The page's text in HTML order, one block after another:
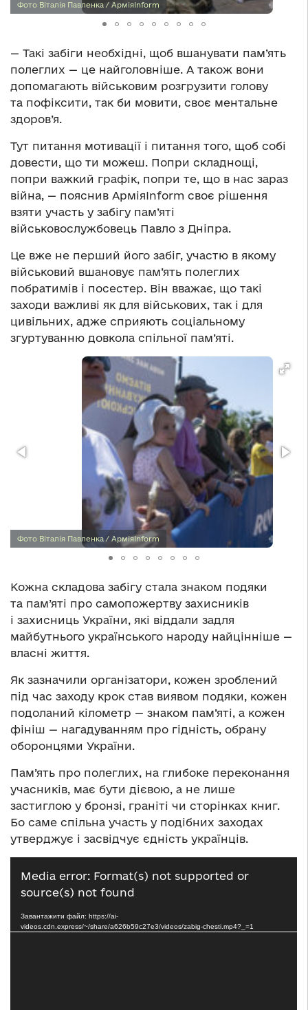
Фото Віталія Павленка / АрміяInform
— Такі забіги необхідні, щоб вшанувати пам’ять
полеглих — це найголовніше. А також вони
допомагають військовим розгрузити голову
та пофіксити, так би мовити, своє ментальне
здоров’я.
Тут питання мотивації і питання того, щоб собі
довести, що ти можеш. Попри складнощі,
попри важкий графік, попри те, що в нас зараз
війна, — пояснив АрміяInform своє рішення
взяти участь у забігу пам’яті
військовослужбовець Павло з Дніпра.
Це вже не перший його забіг, участю в якому
військовий вшановує пам’ять полеглих
побратимів і посестер. Він вважає, що такі
заходи важливі як для військових, так і для
цивільних, адже сприяють соціальному
згуртуванню довкола спільної пам’яті.
Фото Віталія Павленка / АрміяInform
Кожна складова забігу стала знаком подяки
та пам’яті про самопожертву захисників
і захисниць України, які віддали задля
майбутнього українського народу найцінніше —
власні життя.
Як зазначили організатори, кожен зроблений
під час заходу крок став виявом подяки, кожен
подоланий кілометр — знаком пам’яті, а кожен
фініш — нагадуванням про гідність, обрану
оборонцями України.
Пам’ять про полеглих, на глибоке переконання
учасників, має бути дієвою, а не лише
застиглою у бронзі, граніті чи сторінках книг.
Бо саме спільна участь у подібних заходах
утверджує і засвідчує єдність українців.
Media error: Format(s) not supported or
source(s) not found
Завантажити файл: https://ai-
videos.cdn.express/~/share/a626b59c27e3/videos/zabig-chesti.mp4?_=1